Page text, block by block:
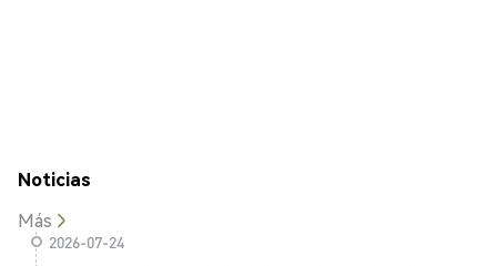
Noticias
Más
2026-07-24